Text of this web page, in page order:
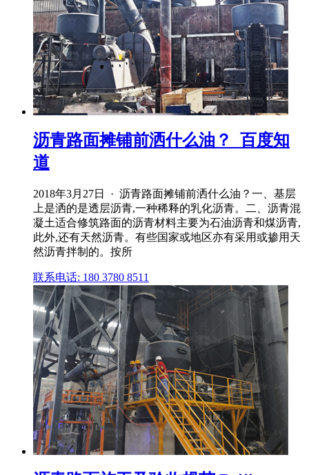
沥青路面摊铺前洒什么油？_百度知
道
2018年3月27日 · 沥青路面摊铺前洒什么油？一、基层
上是洒的是透层沥青,一种稀释的乳化沥青。二、沥青混
凝土适合修筑路面的沥青材料主要为石油沥青和煤沥青,
此外,还有天然沥青。有些国家或地区亦有采用或掺用天
然沥青拌制的。按所
联系电话: 180 3780 8511